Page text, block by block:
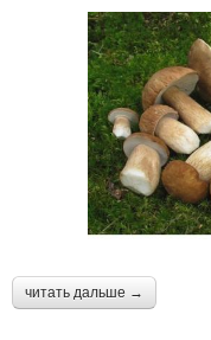
читать дальше →